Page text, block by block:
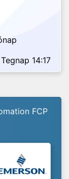
Tegnap 14:17
FCP